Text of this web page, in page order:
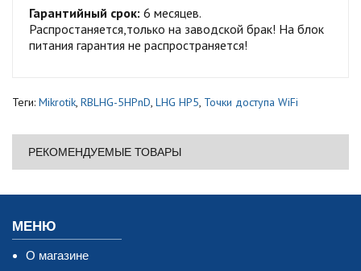
Гарантийный срок: 6 месяцев.
Распростаняется,только на заводской брак! На блок
питания гарантия не распространяется!
Теги: Mikrotik, RBLHG-5HPnD, LHG HP5, Точки доступа WiFi
РЕКОМЕНДУЕМЫЕ ТОВАРЫ
МЕНЮ
О магазине